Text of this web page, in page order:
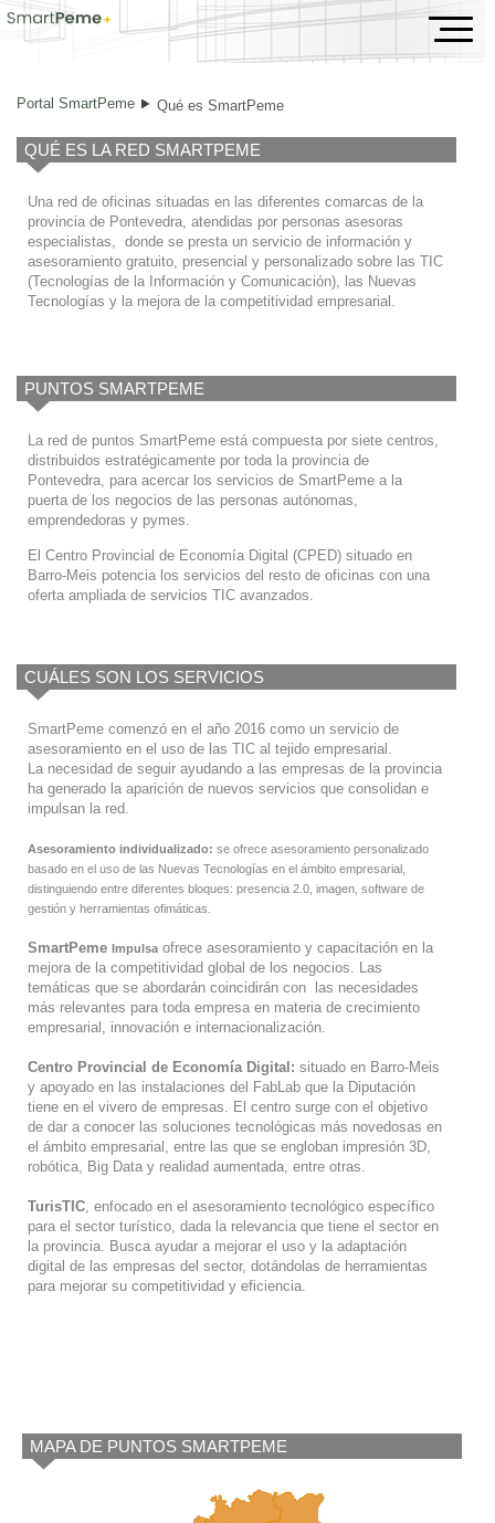
Qué es SmartPeme
Portal SmartPeme Qué es SmartPeme
QUÉ ES LA RED SMARTPEME
Una red de oficinas situadas en las diferentes comarcas de la
provincia de Pontevedra, atendidas por personas asesoras
especialistas, donde se presta un servicio de información y
asesoramiento gratuito, presencial y personalizado sobre las TIC
(Tecnologías de la Información y Comunicación), las Nuevas
Tecnologías y la mejora de la competitividad empresarial.
PUNTOS SMARTPEME
La red de puntos SmartPeme está compuesta por siete centros,
distribuidos estratégicamente por toda la provincia de
Pontevedra, para acercar los servicios de SmartPeme a la
puerta de los negocios de las personas autónomas,
emprendedoras y pymes.
El Centro Provincial de Economía Digital (CPED) situado en
Barro-Meis potencia los servicios del resto de oficinas con una
oferta ampliada de servicios TIC avanzados.
CUÁLES SON LOS SERVICIOS
SmartPeme comenzó en el año 2016 como un servicio de
asesoramiento en el uso de las TIC al tejido empresarial.
La necesidad de seguir ayudando a las empresas de la provincia
ha generado la aparición de nuevos servicios que consolidan e
impulsan la red.
Asesoramiento individualizado: se ofrece asesoramiento personalizado
basado en el uso de las Nuevas Tecnologías en el ámbito empresarial,
distinguiendo entre diferentes bloques: presencia 2.0, imagen, software de
gestión y herramientas ofimáticas.
SmartPeme Impulsa ofrece asesoramiento y capacitación en la
mejora de la competitividad global de los negocios. Las
temáticas que se abordarán coincidirán con las necesidades
más relevantes para toda empresa en materia de crecimiento
empresarial, innovación e internacionalización.
Centro Provincial de Economía Digital: situado en Barro-Meis
y apoyado en las instalaciones del FabLab que la Diputación
tiene en el vivero de empresas. El centro surge con el objetivo
de dar a conocer las soluciones tecnológicas más novedosas en
el ámbito empresarial, entre las que se engloban impresión 3D,
robótica, Big Data y realidad aumentada, entre otras.
TurisTIC , enfocado en el asesoramiento tecnológico específico
para el sector turístico, dada la relevancia que tiene el sector en
la provincia. Busca ayudar a mejorar el uso y la adaptación
digital de las empresas del sector, dotándolas de herramientas
para mejorar su competitividad y eficiencia.
MAPA DE PUNTOS SMARTPEME